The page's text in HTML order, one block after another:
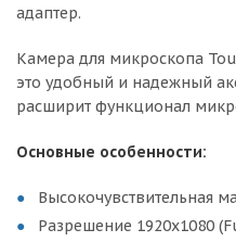
адаптер.
Камера для микроскопа
это удобный и надежный
расширит функционал
Основные особенности:
Высокочувствительная
Разрешение 1920x1080